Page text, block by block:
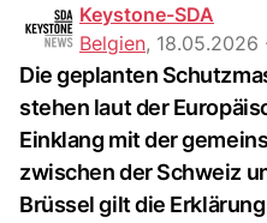
Keystone-SDA
Belgien, 18.05.2026
Die geplanten
stehen laut der
Einklang mit der
zwischen der Schweiz
Brüssel gilt die